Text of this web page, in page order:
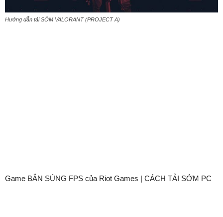
Hướng dẫn tải SỚM VALORANT (PROJECT A)
Game BẮN SÚNG FPS của Riot Games | CÁCH TẢI SỚM PC